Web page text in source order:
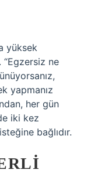
yüksek
ne
yapmanız
her gün
iki kez
bağlıdır.